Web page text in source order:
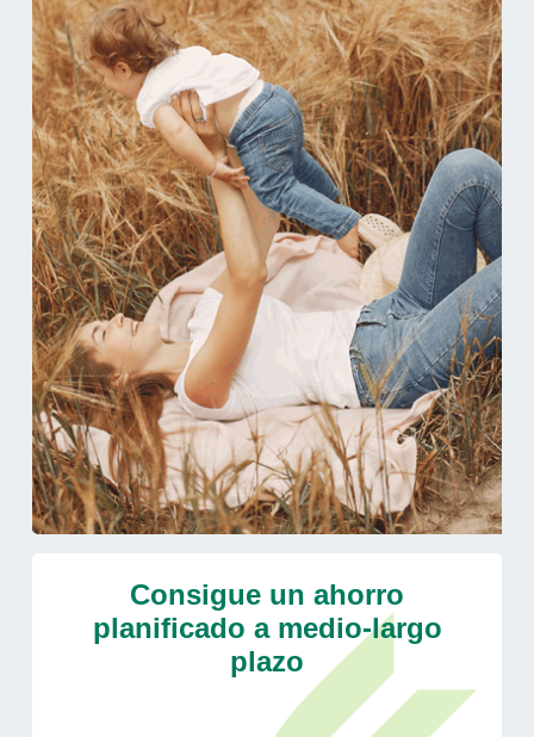
Consigue un ahorro
planificado a medio-largo
plazo